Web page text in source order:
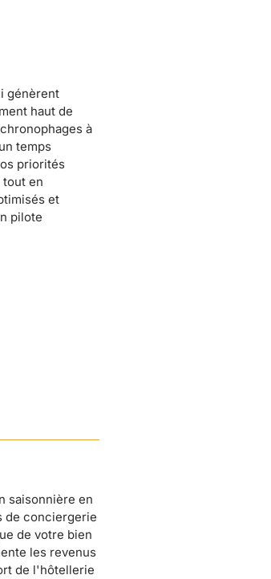
saisonnière en
de conciergerie
de votre bien
les revenus
de l'hôtellerie